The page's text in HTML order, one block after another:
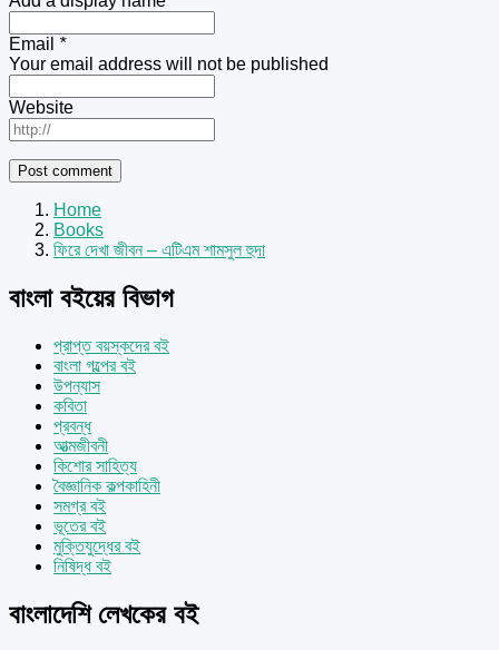
Email *
Your email address will not be published
Website
Home
Books
ফিরে দেখা জীবন – এটিএম শামসুল হুদা
বাংলা বইয়ের বিভাগ
প্রাপ্ত বয়স্কদের বই
বাংলা গল্পের বই
উপন্যাস
কবিতা
প্রবন্ধ
আত্মজীবনী
কিশোর সাহিত্য
বৈজ্ঞানিক কল্পকাহিনী
সমগ্র বই
ভূতের বই
মুক্তিযুদ্ধের বই
নিষিদ্ধ বই
বাংলাদেশি লেখকের বই